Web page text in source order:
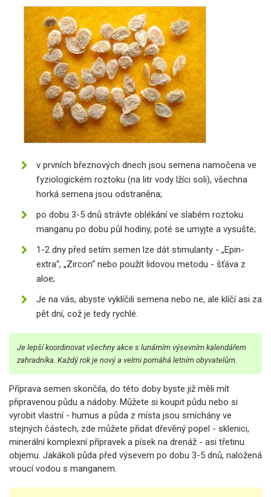
v prvních březnových dnech jsou semena namočena ve
fyziologickém roztoku (na litr vody lžíci soli), všechna
horká semena jsou odstraněna;
po dobu 3-5 dnů strávte oblékání ve slabém roztoku
manganu po dobu půl hodiny, poté se umyjte a vysušte;
1-2 dny před setím semen lze dát stimulanty - „Epin-
extra“, „Zircon“ nebo použít lidovou metodu - šťáva z
aloe;
Je na vás, abyste vyklíčili semena nebo ne, ale klíčí asi za
pět dní, což je tedy rychlé.
Je lepší koordinovat všechny akce s lunárním výsevním kalendářem
zahradníka. Každý rok je nový a velmi pomáhá letním obyvatelům.
Příprava semen skončila, do této doby byste již měli mít
připravenou půdu a nádoby. Můžete si koupit půdu nebo si
vyrobit vlastní - humus a půda z místa jsou smíchány ve
stejných částech, zde můžete přidat dřevěný popel - sklenici,
minerální komplexní přípravek a písek na drenáž - asi třetinu
objemu. Jakákoli půda před výsevem po dobu 3-5 dnů, naložená
vroucí vodou s manganem.